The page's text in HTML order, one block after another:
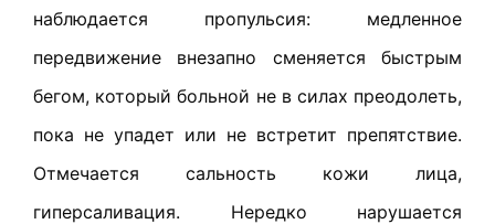
наблюдается пропульсия: медленное
передвижение внезапно сменяется быстрым
бегом, который больной не в силах преодолеть,
пока не упадет или не встретит препятствие.
Отмечается сальность кожи лица,
гиперсаливация. Нередко нарушается